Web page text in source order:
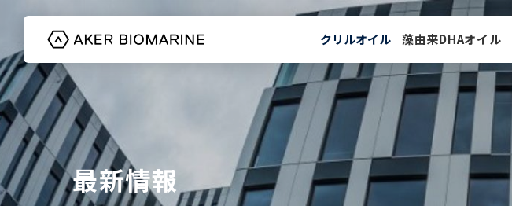
クリルオイル 藻由来DHAオイル
最新情報
クリルオイル